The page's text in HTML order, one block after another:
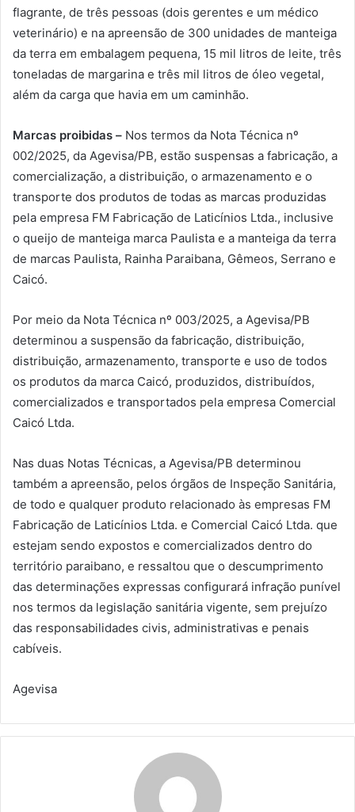
flagrante, de três pessoas (dois gerentes e um médico
veterinário) e na apreensão de 300 unidades de manteiga
da terra em embalagem pequena, 15 mil litros de leite, três
toneladas de margarina e três mil litros de óleo vegetal,
além da carga que havia em um caminhão.
Marcas proibidas – Nos termos da Nota Técnica nº
002/2025, da Agevisa/PB, estão suspensas a fabricação, a
comercialização, a distribuição, o armazenamento e o
transporte dos produtos de todas as marcas produzidas
pela empresa FM Fabricação de Laticínios Ltda., inclusive
o queijo de manteiga marca Paulista e a manteiga da terra
de marcas Paulista, Rainha Paraibana, Gêmeos, Serrano e
Caicó.
Por meio da Nota Técnica nº 003/2025, a Agevisa/PB
determinou a suspensão da fabricação, distribuição,
distribuição, armazenamento, transporte e uso de todos
os produtos da marca Caicó, produzidos, distribuídos,
comercializados e transportados pela empresa Comercial
Caicó Ltda.
Nas duas Notas Técnicas, a Agevisa/PB determinou
também a apreensão, pelos órgãos de Inspeção Sanitária,
de todo e qualquer produto relacionado às empresas FM
Fabricação de Laticínios Ltda. e Comercial Caicó Ltda. que
estejam sendo expostos e comercializados dentro do
território paraibano, e ressaltou que o descumprimento
das determinações expressas configurará infração punível
nos termos da legislação sanitária vigente, sem prejuízo
das responsabilidades civis, administrativas e penais
cabíveis.
Agevisa